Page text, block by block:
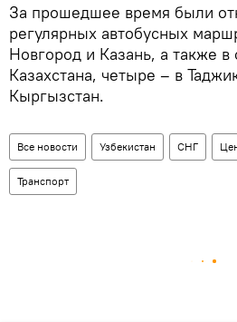
За прошедшее время были
регулярных автобусных
Новгород и Казань, а также в
Казахстана, четыре – в
Кыргызстан.
Все новости Узбекистан СНГ
Транспорт